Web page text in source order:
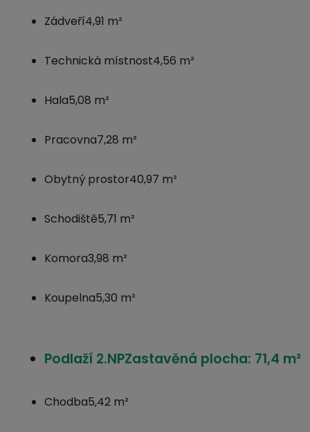
Zádveří4,91 m²
Technická místnost4,56 m²
Hala5,08 m²
Pracovna7,28 m²
Obytný prostor40,97 m²
Schodiště5,71 m²
Komora3,98 m²
Koupelna5,30 m²
Podlaží 2.NPZastavěná plocha: 71,4 m²
Chodba5,42 m²